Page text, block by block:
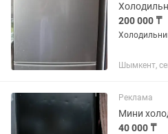
200 000 ₸
Шымкент,
Реклама
Мини
40 000 ₸